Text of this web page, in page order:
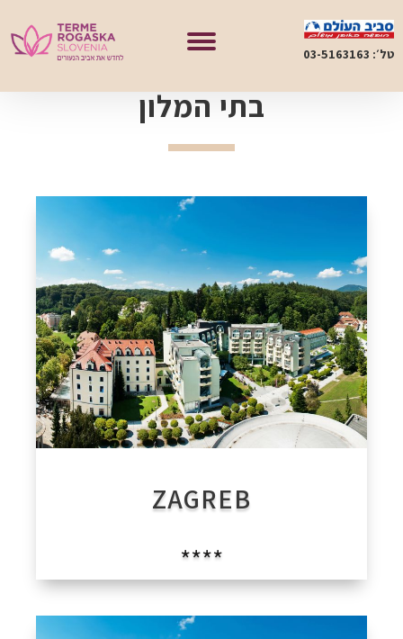
טל׳: 03-5163163
בתי המלון
ZAGREB
****